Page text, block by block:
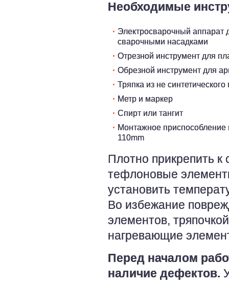
Необходимые
Электросварочный аппарат
сварочными насадками
Отрезной инструмент для
Обрезной инструмент для
Тряпка из не
Метр и маркер
Спирт или тангит
Монтажное приспособление
110mm
Плотно прикрепить
тефлоновые
установить
Во избежание
элементов,
нагревающие
Перед началом
наличие дефектов.